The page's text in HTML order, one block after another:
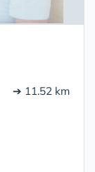
➔ 11.52 km